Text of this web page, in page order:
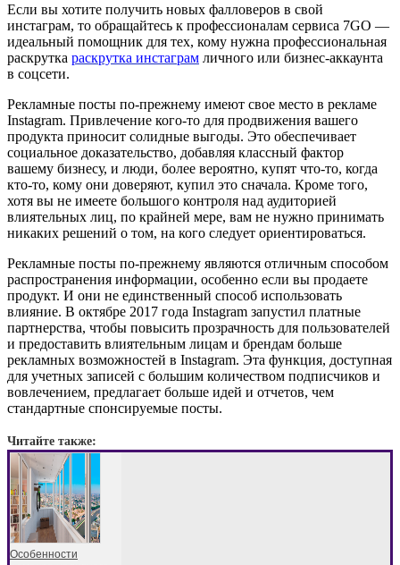
Если вы хотите получить новых фалловеров в свой
инстаграм, то обращайтесь к профессионалам сервиса 7GO —
идеальный помощник для тех, кому нужна профессиональная
раскрутка раскрутка инстаграм личного или бизнес-аккаунта
в соцсети.
Рекламные посты по-прежнему имеют свое место в рекламе
Instagram. Привлечение кого-то для продвижения вашего
продукта приносит солидные выгоды. Это обеспечивает
социальное доказательство, добавляя классный фактор
вашему бизнесу, и люди, более вероятно, купят что-то, когда
кто-то, кому они доверяют, купил это сначала. Кроме того,
хотя вы не имеете большого контроля над аудиторией
влиятельных лиц, по крайней мере, вам не нужно принимать
никаких решений о том, на кого следует ориентироваться.
Рекламные посты по-прежнему являются отличным способом
распространения информации, особенно если вы продаете
продукт. И они не единственный способ использовать
влияние. В октябре 2017 года Instagram запустил платные
партнерства, чтобы повысить прозрачность для пользователей
и предоставить влиятельным лицам и брендам больше
рекламных возможностей в Instagram. Эта функция, доступная
для учетных записей с большим количеством подписчиков и
вовлечением, предлагает больше идей и отчетов, чем
стандартные спонсируемые посты.
Читайте также:
Особенности